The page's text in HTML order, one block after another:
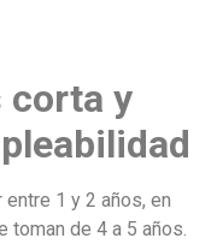
corta y
1 y 2 años, en
toman de 4 a 5 años.